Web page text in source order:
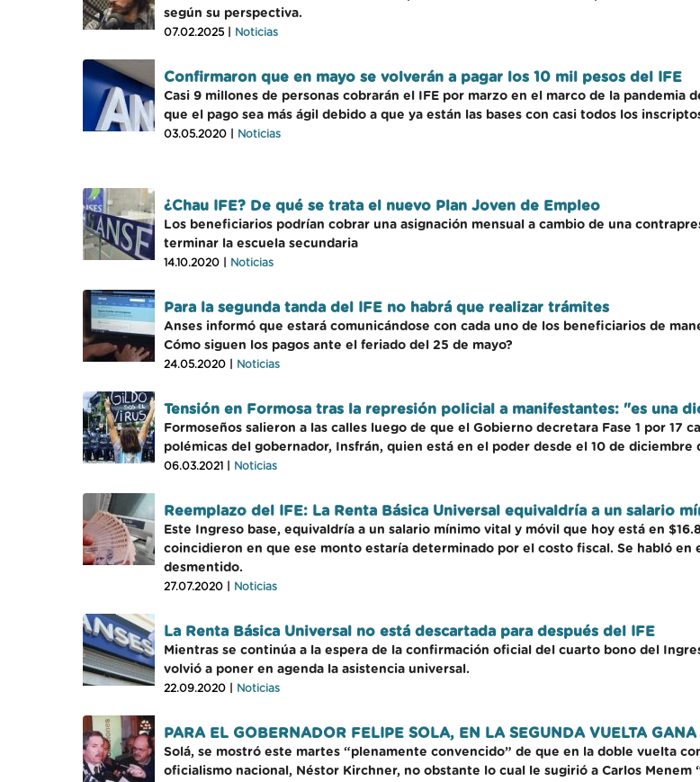
según su perspectiva.
07.02.2025 | Noticias
Confirmaron que en mayo se volverán a pagar los 10 mil pesos del IFE
Casi 9 millones de personas cobrarán el IFE por marzo en el marco de la pandemia
que el pago sea más ágil debido a que ya están las bases con casi todos los
03.05.2020 | Noticias
¿Chau IFE? De qué se trata el nuevo Plan Joven de Empleo
Los beneficiarios podrían cobrar una asignación mensual a cambio de una
terminar la escuela secundaria
14.10.2020 | Noticias
Para la segunda tanda del IFE no habrá que realizar trámites
Anses informó que estará comunicándose con cada uno de los beneficiarios de
Cómo siguen los pagos ante el feriado del 25 de mayo?
24.05.2020 | Noticias
Tensión en Formosa tras la represión policial a manifestantes: "es una
Formoseños salieron a las calles luego de que el Gobierno decretara Fase 1 por 17
polémicas del gobernador, Insfrán, quien está en el poder desde el 10 de diciembre
06.03.2021 | Noticias
Reemplazo del IFE: La Renta Básica Universal equivaldría a un salario
Este Ingreso base, equivaldría a un salario mínimo vital y móvil que hoy está en
coincidieron en que ese monto estaría determinado por el costo fiscal. Se habló
desmentido.
27.07.2020 | Noticias
La Renta Básica Universal no está descartada para después del IFE
Mientras se continúa a la espera de la confirmación oficial del cuarto bono del
volvió a poner en agenda la asistencia universal.
22.09.2020 | Noticias
PARA EL GOBERNADOR FELIPE SOLA, EN LA SEGUNDA VUELTA GANA
Solá, se mostró este martes “plenamente convencido” de que en la doble vuelta
oficialismo nacional, Néstor Kirchner, no obstante lo cual le sugirió a Carlos